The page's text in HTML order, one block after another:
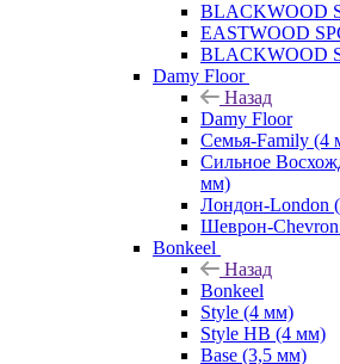
BLACKWOOD
EASTWOOD
BLACKWOOD
Damy Floor
Назад
Damy Floor
Семья-Family (4
Сильное
мм)
Лондон-London
Шеврон-
Bonkeel
Назад
Bonkeel
Style (4 мм)
Style HB (4 мм)
Base (3,5 мм)